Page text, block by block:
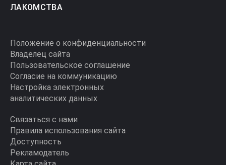
ЛАКОМСТВА
Положение о конфиденциальности
Владелец сайта
Пользовательское соглашение
Согласие на коммуникацию
Настройка электронных
аналитических данных
Связаться с нами
Правила использования сайта
Доступность
Рекламодатель